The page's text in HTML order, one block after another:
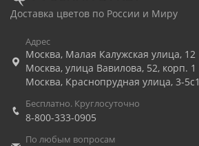
Доставка цветов по России и Миру
Адрес
Москва, Малая Калужская улица, 12
Москва, улица Вавилова, 52, корп. 1
Москва, Краснопрудная улица, 3-5с1
Бесплатно. Круглосуточно
8-800-333-0905
По любым вопросам